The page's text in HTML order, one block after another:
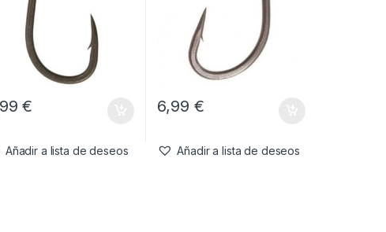
€
Añadir a lista de deseos
6,99 €
Añadir a lista de deseos